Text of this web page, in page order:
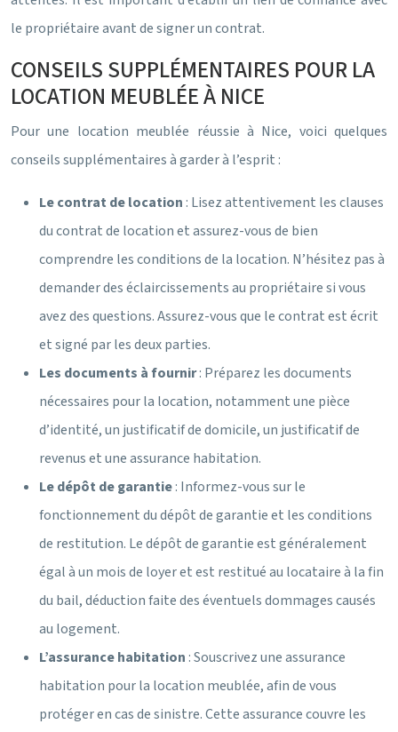
le propriétaire avant de signer un contrat.
CONSEILS SUPPLÉMENTAIRES POUR LA
LOCATION MEUBLÉE À NICE
Pour une location meublée réussie à Nice, voici quelques
conseils supplémentaires à garder à l’esprit :
Le contrat de location : Lisez attentivement les clauses
du contrat de location et assurez-vous de bien
comprendre les conditions de la location. N’hésitez pas à
demander des éclaircissements au propriétaire si vous
avez des questions. Assurez-vous que le contrat est écrit
et signé par les deux parties.
Les documents à fournir: Préparez les documents
nécessaires pour la location, notamment une pièce
d’identité, un justificatif de domicile, un justificatif de
revenus et une assurance habitation.
Le dépôt de garantie: Informez-vous sur le
fonctionnement du dépôt de garantie et les conditions
de restitution. Le dépôt de garantie est généralement
égal à un mois de loyer et est restitué au locataire à la fin
du bail, déduction faite des éventuels dommages causés
au logement.
L’assurance habitation : Souscrivez une assurance
habitation pour la location meublée, afin de vous
protéger en cas de sinistre. Cette assurance couvre les